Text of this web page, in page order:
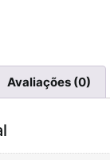
Avaliações (0)